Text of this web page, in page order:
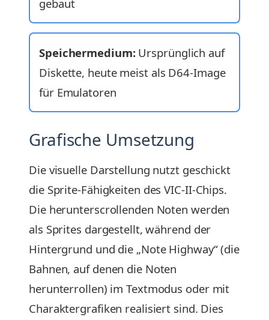
gebaut
Speichermedium:Ursprünglich auf
Diskette, heute meist als D64-Image
für Emulatoren
Grafische Umsetzung
Die visuelle Darstellung nutzt geschickt
die Sprite-Fähigkeiten des VIC-II-Chips.
Die herunterscrollenden Noten werden
als Sprites dargestellt, während der
Hintergrund und die „Note Highway“ (die
Bahnen, auf denen die Noten
herunterrollen) im Textmodus oder mit
Charaktergrafiken realisiert sind. Dies